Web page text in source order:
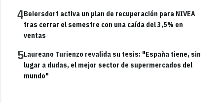
4Beiersdorf activa un plan de recuperación para NIVEA
tras cerrar el semestre con una caída del 3,5% en
ventas
5Laureano Turienzo revalida su tesis: "España tiene, sin
lugar a dudas, el mejor sector de supermercados del
mundo"